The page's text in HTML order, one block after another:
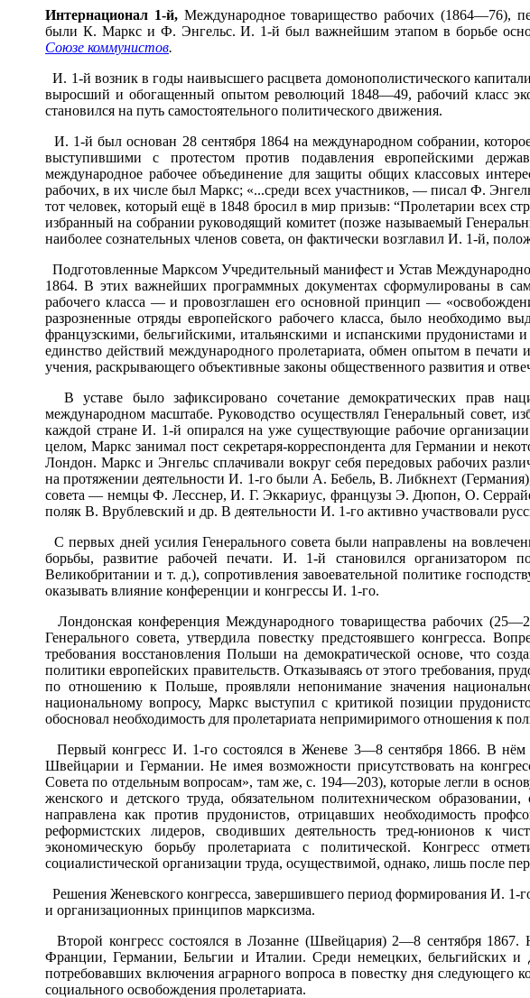
Интернационал 1-й,Международное товарищество рабочих (1864—76),
были К. Маркс и Ф. Энгельс. И. 1-й был важнейшим этапом в борьбе
Союзе коммунистов.
И. 1-й возник в годы наивысшего расцвета домонополистического
выросший и обогащенный опытом революций 1848—49, рабочий класс
становился на путь самостоятельного политического движения.
И. 1-й был основан 28 сентября 1864 на международном собрании,
выступившими с протестом против подавления европейскими
международное рабочее объединение для защиты общих классовых
рабочих, в их числе был Маркс; «...среди всех участников, — писал Ф.
тот человек, который ещё в 1848 бросил в мир призыв: “Пролетарии всех
избранный на собрании руководящий комитет (позже называемый
наиболее сознательных членов совета, он фактически возглавил И. 1-й,
Подготовленные Марксом Учредительный манифест и Устав
1864. В этих важнейших программных документах сформулированы в
рабочего класса — и провозглашен его основной принцип —
разрозненные отряды европейского рабочего класса, было необходимо
французскими, бельгийскими, итальянскими и испанскими прудонистами
единство действий международного пролетариата, обмен опытом в
учения, раскрывающего объективные законы общественного развития и
В уставе было зафиксировано сочетание демократических прав
международном масштабе. Руководство осуществлял Генеральный
каждой стране И. 1-й опирался на уже существующие рабочие
целом, Маркс занимал пост секретаря-корреспондента для Германии и
Лондон. Маркс и Энгельс сплачивали вокруг себя передовых рабочих
на протяжении деятельности И. 1-го были А. Бебель, В. Либкнехт
совета — немцы Ф. Лесснер, И. Г. Эккариус, французы Э. Дюпон, О.
поляк В. Врублевский и др. В деятельности И. 1-го активно участвовали
С первых дней усилия Генерального совета были направлены на
борьбы, развитие рабочей печати. И. 1-й становился организатором
Великобритании и т. д.), сопротивления завоевательной политике
оказывать влияние конференции и конгрессы И. 1-го.
Лондонская конференция Международного товарищества рабочих
Генерального совета, утвердила повестку предстоявшего конгресса.
требования восстановления Польши на демократической основе, что
политики европейских правительств. Отказываясь от этого требования,
по отношению к Польше, проявляли непонимание значения
национальному вопросу, Маркс выступил с критикой позиции
обосновал необходимость для пролетариата непримиримого отношения к
Первый конгресс И. 1-го состоялся в Женеве 3—8 сентября 1866. В
Швейцарии и Германии. Не имея возможности присутствовать на
Совета по отдельным вопросам», там же, с. 194—203), которые легли в
женского и детского труда, обязательном политехническом
направлена как против прудонистов, отрицавших необходимость
реформистских лидеров, сводивших деятельность тред-юнионов к
экономическую борьбу пролетариата с политической. Конгресс
социалистической организации труда, осуществимой, однако, лишь после
Решения Женевского конгресса, завершившего период формирования И.
и организационных принципов марксизма.
Второй конгресс состоялся в Лозанне (Швейцария) 2—8 сентября 1867.
Франции, Германии, Бельгии и Италии. Среди немецких, бельгийских и
потребовавших включения аграрного вопроса в повестку дня следующего
социального освобождения пролетариата.